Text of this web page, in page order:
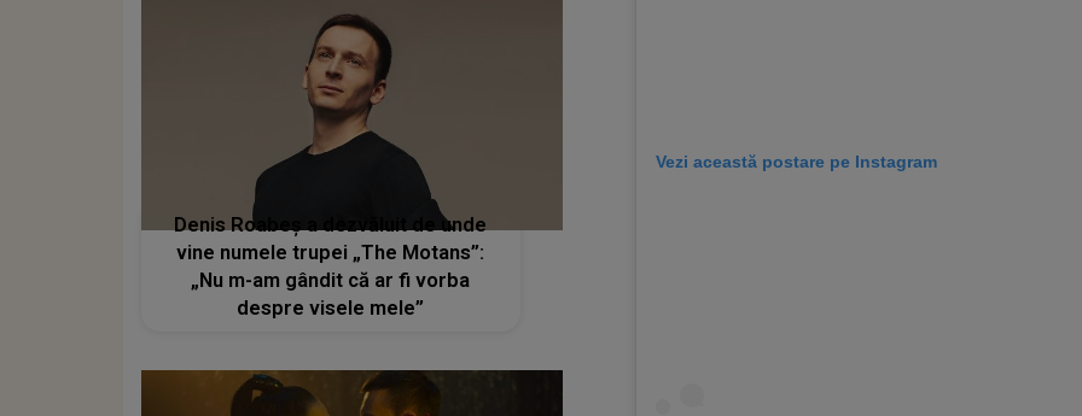
Vezi această postare pe Instagram
Denis Roabeș a dezvăluit de unde
vine numele trupei „The Motans”:
„Nu m-am gândit că ar fi vorba
despre visele mele”